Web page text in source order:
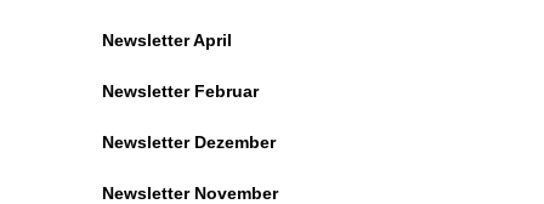
Newsletter April
Newsletter Februar
Newsletter Dezember
Newsletter November